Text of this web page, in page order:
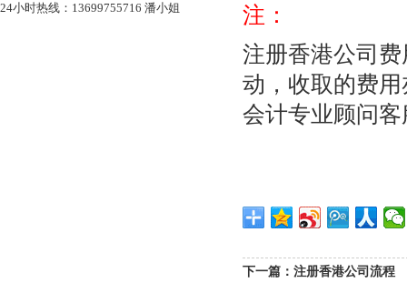
24小时热线：13699755716 潘小姐
注：
注册香港公司
动，收取的费
会计专业顾问客
下一篇： 注册香港公司流程